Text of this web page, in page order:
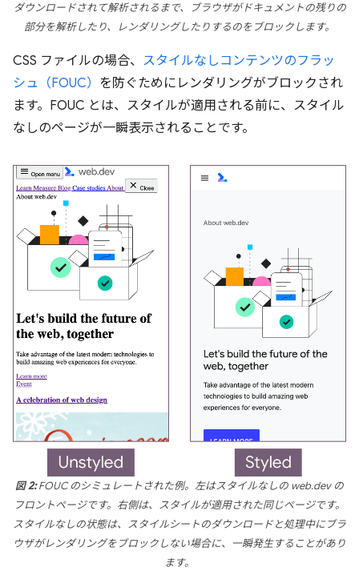
ダウンロードされて解析されるまで、ブラウザがドキュメントの残りの
部分を解析したり、レンダリングしたりするのをブロックします。
CSS ファイルの場合、 スタイルなしコンテンツのフラッ
シュ（FOUC） を防ぐためにレンダリングがブロックされ
ます。FOUC とは、スタイルが適用される前に、スタイル
なしのページが一瞬表示されることです。
図 2:FOUC のシミュレートされた例。左はスタイルなしの web.dev の
フロントページです。右側は、スタイルが適用された同じページです。
スタイルなしの状態は、スタイルシートのダウンロードと処理中にブラ
ウザがレンダリングをブロックしない場合に、一瞬発生することがあり
ます。